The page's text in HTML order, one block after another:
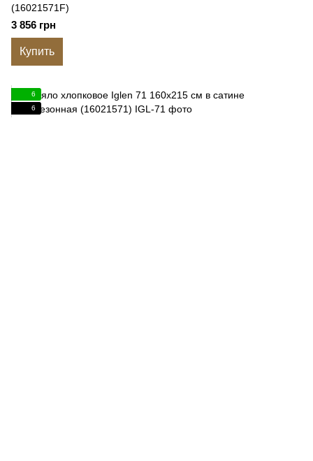
(16021571F)
3 856 грн
Купить
6
6